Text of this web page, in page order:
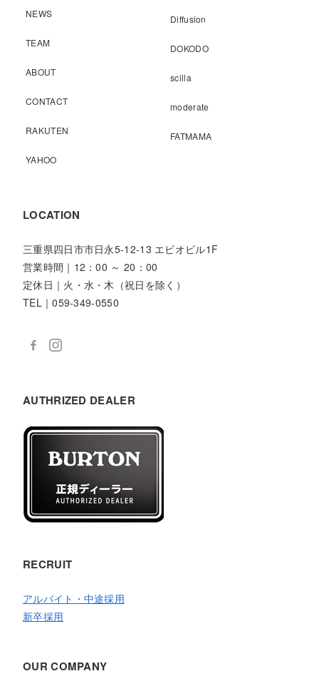
NEWS
TEAM
ABOUT
CONTACT
RAKUTEN
YAHOO
Diffusion
DOKODO
scilla
moderate
FATMAMA
LOCATION
三重県四日市市日永5-12-13 エビオビル1F
営業時間｜12：00 ～ 20：00
定休日｜火・水・木（祝日を除く）
TEL｜059-349-0550
AUTHRIZED DEALER
RECRUIT
アルバイト・中途採用
新卒採用
OUR COMPANY